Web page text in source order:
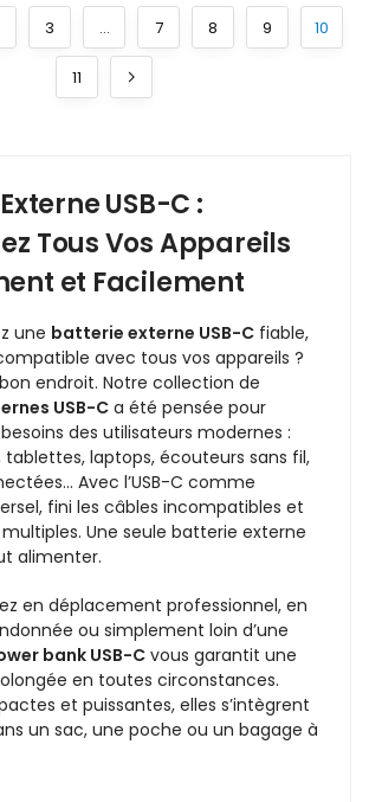
3 … 7 8 9 10
11
USB-C :
Tous Vos Appareils
et Facilement
une batterie externe USB-C fiable,
avec tous vos appareils ?
endroit. Notre collection de
USB-C a été pensée pour
des utilisateurs modernes :
laptops, écouteurs sans fil,
Avec l’USB-C comme
fini les câbles incompatibles et
Une seule batterie externe
alimenter.
en déplacement professionnel, en
ou simplement loin d’une
bank USB-C vous garantit une
en toutes circonstances.
et puissantes, elles s’intègrent
un sac, une poche ou un bagage à